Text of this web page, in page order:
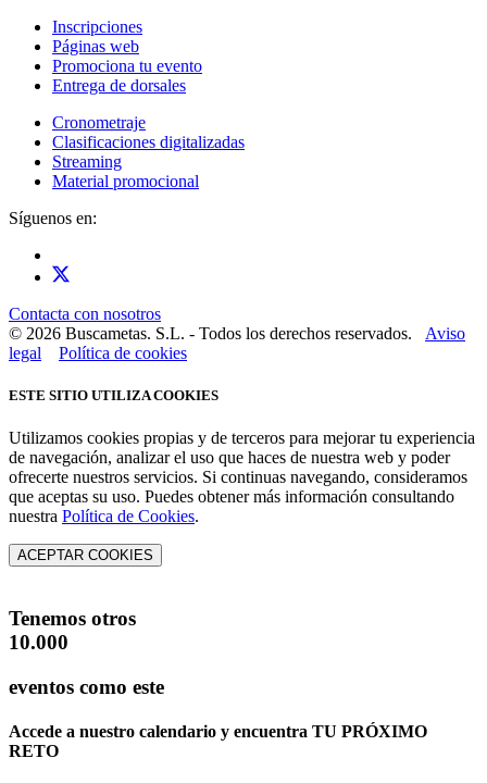
Inscripciones
Páginas web
Promociona tu evento
Entrega de dorsales
Cronometraje
Clasificaciones digitalizadas
Streaming
Material promocional
Síguenos en:
Contacta con nosotros
© 2026 Buscametas. S.L. - Todos los derechos reservados. Aviso
legal
Política de cookies
ESTE SITIO UTILIZA COOKIES
Utilizamos cookies propias y de terceros para mejorar tu experiencia
de navegación, analizar el uso que haces de nuestra web y poder
ofrecerte nuestros servicios. Si continuas navegando, consideramos
que aceptas su uso. Puedes obtener más información consultando
nuestra Política de Cookies.
ACEPTAR COOKIES
Tenemos otros
10.000
eventos como este
Accede a nuestro calendario y encuentra TU PRÓXIMO
RETO